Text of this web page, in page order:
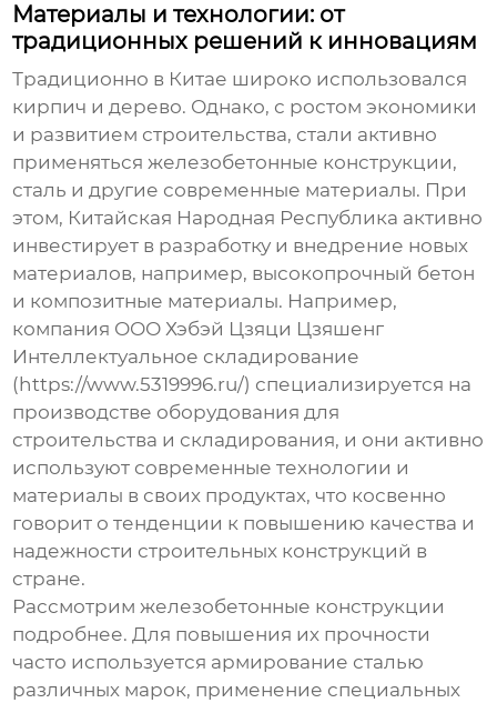
Материалы и технологии: от
традиционных решений к инновациям
Традиционно в Китае широко использовался
кирпич и дерево. Однако, с ростом экономики
и развитием строительства, стали активно
применяться железобетонные конструкции,
сталь и другие современные материалы. При
этом, Китайская Народная Республика активно
инвестирует в разработку и внедрение новых
материалов, например, высокопрочный бетон
и композитные материалы. Например,
компания ООО Хэбэй Цзяци Цзяшенг
Интеллектуальное складирование
(https://www.5319996.ru/) специализируется на
производстве оборудования для
строительства и складирования, и они активно
используют современные технологии и
материалы в своих продуктах, что косвенно
говорит о тенденции к повышению качества и
надежности строительных конструкций в
стране.
Рассмотрим железобетонные конструкции
подробнее. Для повышения их прочности
часто используется армирование сталью
различных марок, применение специальных